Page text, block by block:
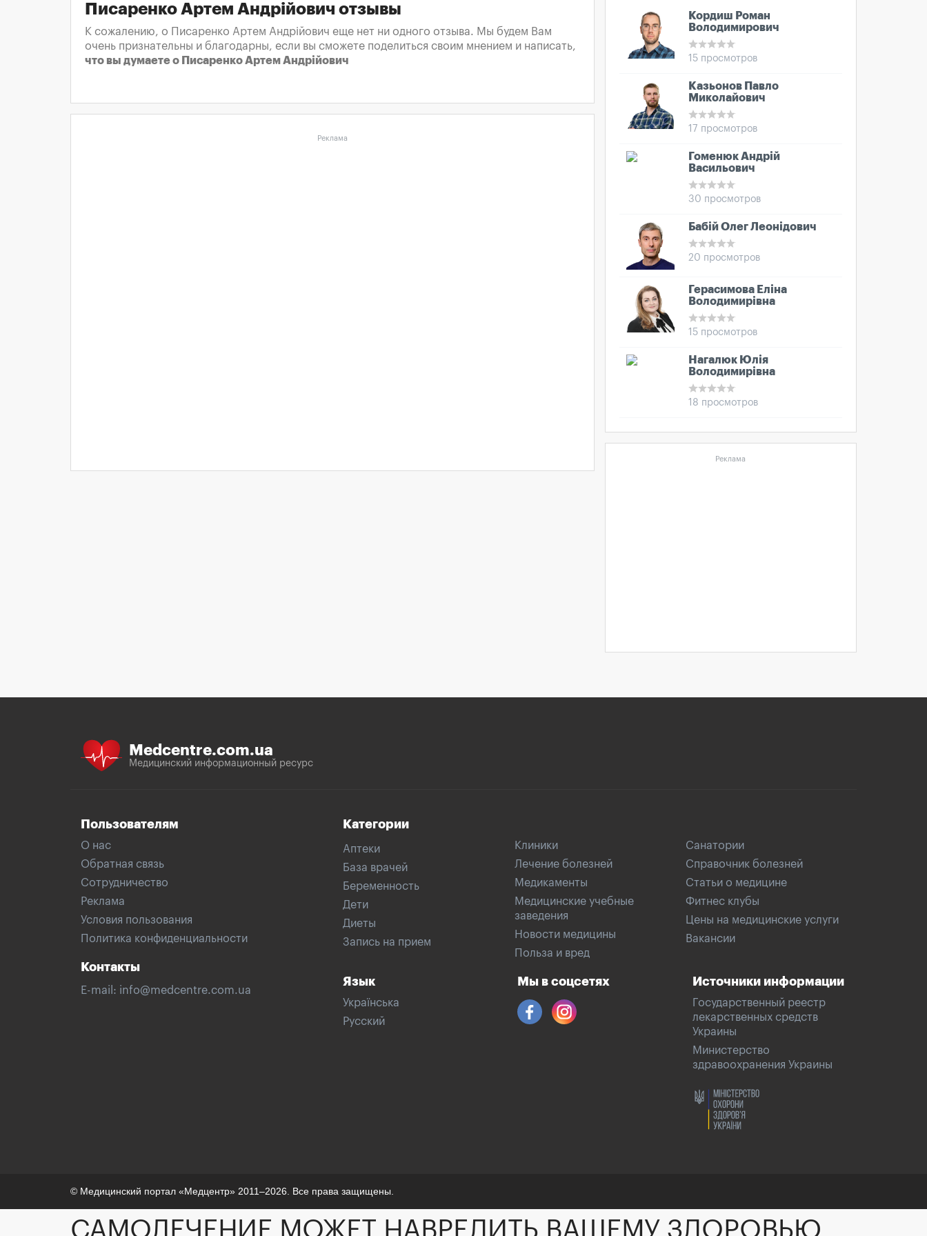
Писаренко Артем Андрійович отзывы
К сожалению, о Писаренко Артем Андрійович еще нет ни одного отзыва. Мы будем Вам
очень признательны и благодарны, если вы сможете поделиться своим мнением и написать,
что вы думаете о Писаренко Артем Андрійович
Реклама
Кордиш Роман
Володимирович
15 просмотров
Казьонов Павло
Миколайович
17 просмотров
Гоменюк Андрій
Васильович
30 просмотров
Бабій Олег Леонідович
20 просмотров
Герасимова Еліна
Володимирівна
15 просмотров
Нагалюк Юлія
Володимирівна
18 просмотров
Реклама
Medcentre.com.ua
Медицинский информационный ресурс
Пользователям
О нас
Обратная связь
Сотрудничество
Реклама
Условия пользования
Политика конфиденциальности
Контакты
E-mail: info@medcentre.com.ua
Категории
Аптеки
База врачей
Беременность
Дети
Диеты
Запись на прием
Клиники
Лечение болезней
Медикаменты
Медицинские учебные
заведения
Новости медицины
Польза и вред
Санатории
Справочник болезней
Статьи о медицине
Фитнес клубы
Цены на медицинские услуги
Вакансии
Язык
Українська
Русский
Мы в соцсетях Источники информации
Государственный реестр
лекарственных средств
Украины
Министерство
здравоохранения Украины
© Медицинский портал «Медцентр» 2011–2026. Все права защищены.
САМОЛЕЧЕНИЕ МОЖЕТ НАВРЕДИТЬ ВАШЕМУ ЗДОРОВЬЮ